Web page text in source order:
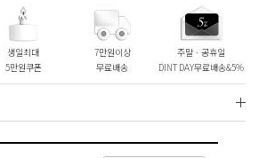
생일최대
5만원쿠폰
7만원이상
무료배송
주말ㆍ공휴일
DINT DAY무료배송&5%